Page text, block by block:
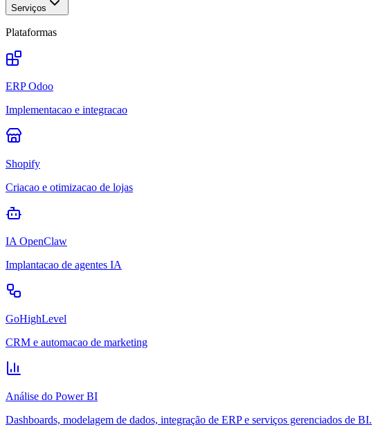
Serviços
Plataformas
ERP Odoo
Implementacao e integracao
Shopify
Criacao e otimizacao de lojas
IA OpenClaw
Implantacao de agentes IA
GoHighLevel
CRM e automacao de marketing
Análise do Power BI
Dashboards, modelagem de dados, integração de ERP e serviços gerenciados de BI.